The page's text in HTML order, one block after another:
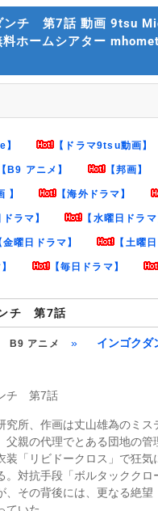
ンチ 第7話 動画 9tsu
ホームシアター
】 【ドラマ9tsu動画】
【B9 アニメ】 【邦画】
】 【海外ドラマ】
ラマ】 【水曜日ドラマ
金曜日ドラマ】 【土曜
【毎日ドラマ】
チ 第7話
B9 アニメ » インゴク
チ 第7話
究所、作画は丈山雄為のミス
父親の代理でとある団地の管
装「リビドークロス」で狂気
。対抗手段「ボルタッククロ
、その背後には、更なる絶望